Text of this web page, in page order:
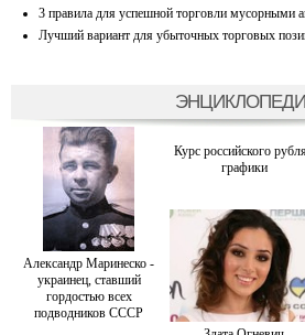
3 правила для успешной торговли мусорными
Лучший вариант для убыточных торговых
Александр Маринеско -
украинец, ставший
гордостью всех
подводников СССР
Курс российского
графики